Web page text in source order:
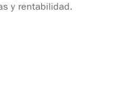
y rentabilidad.